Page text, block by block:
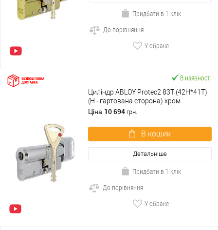
Придбати в 1 клік
До порівняння
У обране
В наявності
Циліндр ABLOY Protec2 83T (42H*41T)
(H - гартована сторона) хром
полірований
Ціна 10 694 грн.
В кошик
Детальніше
Придбати в 1 клік
До порівняння
У обране